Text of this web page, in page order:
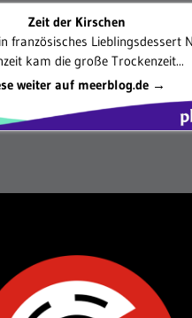
Zeit der Kirschen
französisches Lieblingsdessert
kam die große Trockenzeit...
weiter auf meerblog.de →